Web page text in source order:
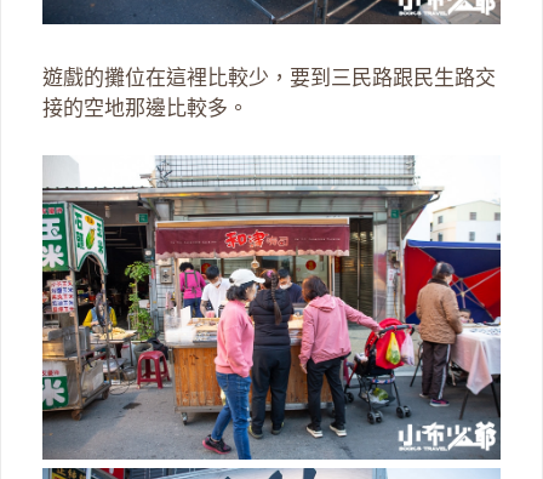
遊戲的攤位在這裡比較少，要到三民路跟民生路交
接的空地那邊比較多。